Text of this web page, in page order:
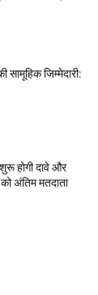
सामूहिक जिम्मेदारी:
होगी दावे और
अंतिम मतदाता